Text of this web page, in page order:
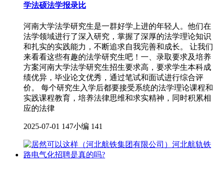
学法硕法学报录比
河南大学法学研究生是一群好学上进的年轻人。他们在
法学领域进行了深入研究，掌握了深厚的法学理论知识
和扎实的实践能力，不断追求自我完善和成长。 让我们
来看看这些有趣的法学研究生吧！一、录取要求及培养
方案河南大学法学研究生招生要求高，要求学生本科成
绩优异，毕业论文优秀，通过笔试和面试进行综合评
价。 每个研究生入学后都要接受系统的法学理论课程和
实践课程教育，培养法律思维和求实精神，同时积累相
应的法律
2025-07-01 147小编 141